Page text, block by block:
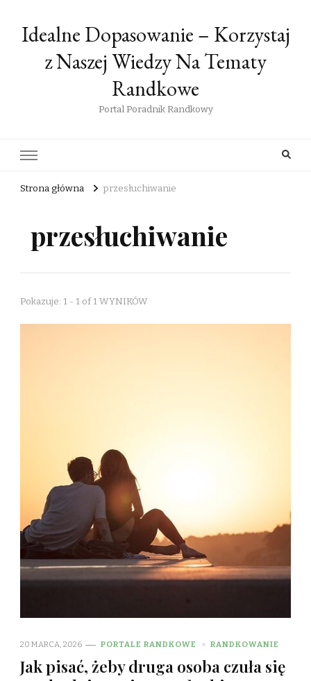
Idealne Dopasowanie – Korzystaj
z Naszej Wiedzy Na Tematy
Randkowe
Portal Poradnik Randkowy
Strona główna przesłuchiwanie
przesłuchiwanie
Pokazuje: 1 - 1 of 1 WYNIKÓW
20 MARCA, 2026 PORTALE RANDKOWE RANDKOWANIE
Jak pisać, żeby druga osoba czuła się